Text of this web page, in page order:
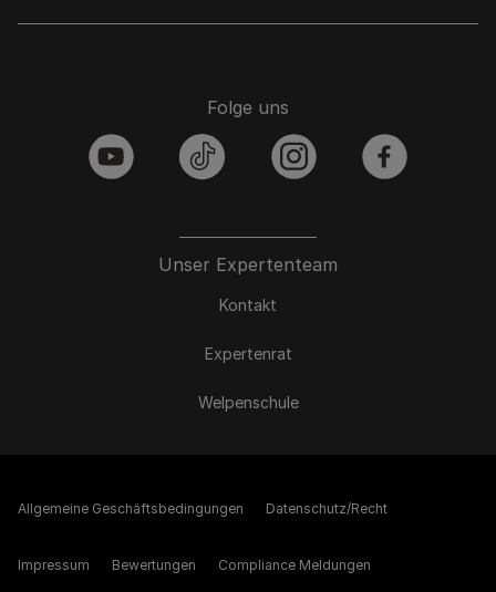
Unser Expertenteam
Kontakt
Expertenrat
Welpenschule
Folge uns
youtube tiktok instagram facebook
Allgemeine Geschäftsbedingungen Datenschutz/Recht
Impressum Bewertungen Compliance Meldungen